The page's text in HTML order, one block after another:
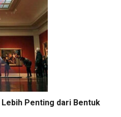
Penting dari Bentuk